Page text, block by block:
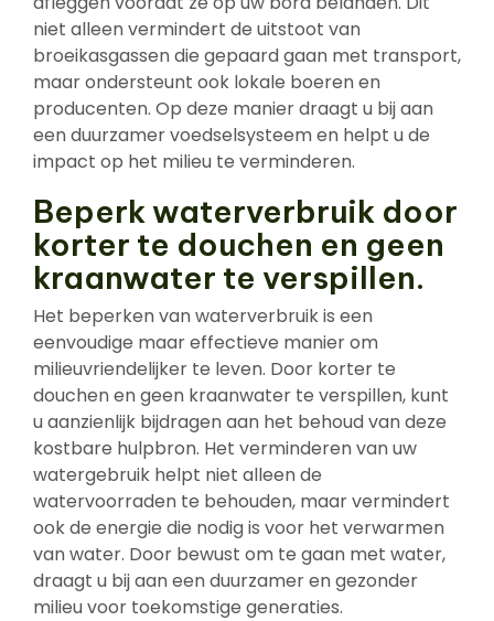
niet alleen vermindert de uitstoot van
broeikasgassen die gepaard gaan met transport,
maar ondersteunt ook lokale boeren en
producenten. Op deze manier draagt u bij aan
een duurzamer voedselsysteem en helpt u de
impact op het milieu te verminderen.
Beperk waterverbruik door
korter te douchen en geen
kraanwater te verspillen.
Het beperken van waterverbruik is een
eenvoudige maar effectieve manier om
milieuvriendelijker te leven. Door korter te
douchen en geen kraanwater te verspillen, kunt
u aanzienlijk bijdragen aan het behoud van deze
kostbare hulpbron. Het verminderen van uw
watergebruik helpt niet alleen de
watervoorraden te behouden, maar vermindert
ook de energie die nodig is voor het verwarmen
van water. Door bewust om te gaan met water,
draagt u bij aan een duurzamer en gezonder
milieu voor toekomstige generaties.